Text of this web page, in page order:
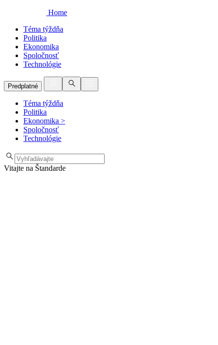
Home
Téma týždňa
Politika
Ekonomika
Spoločnosť
Technológie
Predplatné
Téma týždňa
Politika
Ekonomika >
Spoločnosť
Technológie
Vitajte na Štandarde